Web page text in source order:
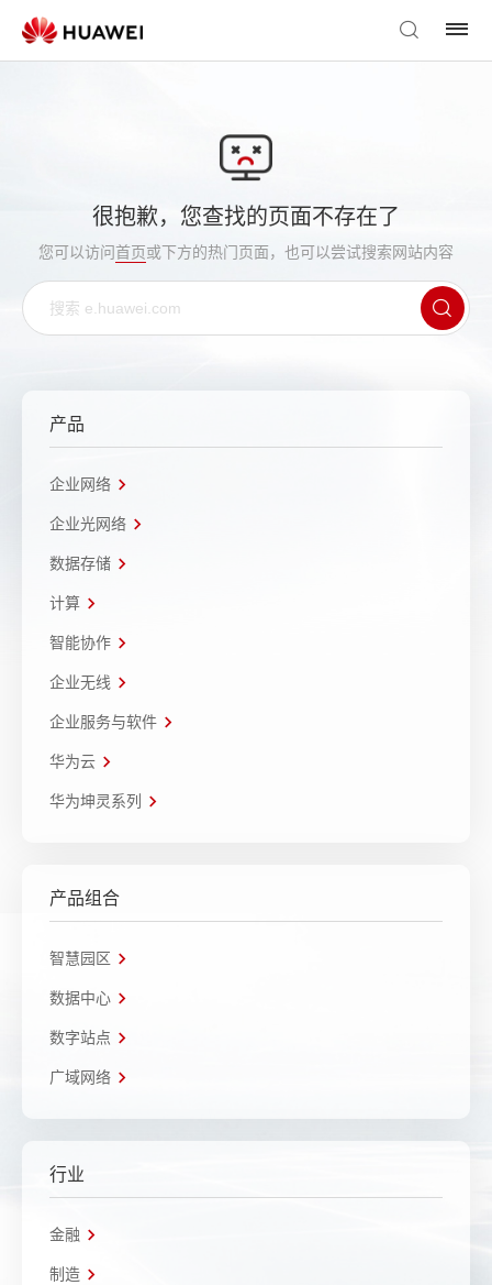
很抱歉，您查找的页面不存在了
您可以访问首页或下方的热门页面，也可以尝试搜索网站内容
产品
企业网络
企业光网络
数据存储
计算
智能协作
企业无线
企业服务与软件
华为云
华为坤灵系列
产品组合
智慧园区
数据中心
数字站点
广域网络
行业
金融
制造